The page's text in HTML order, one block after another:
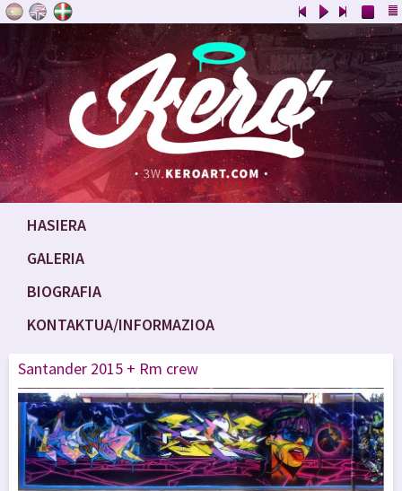
HASIERA
GALERIA
BIOGRAFIA
KONTAKTUA/INFORMAZIOA
Santander 2015 + Rm crew